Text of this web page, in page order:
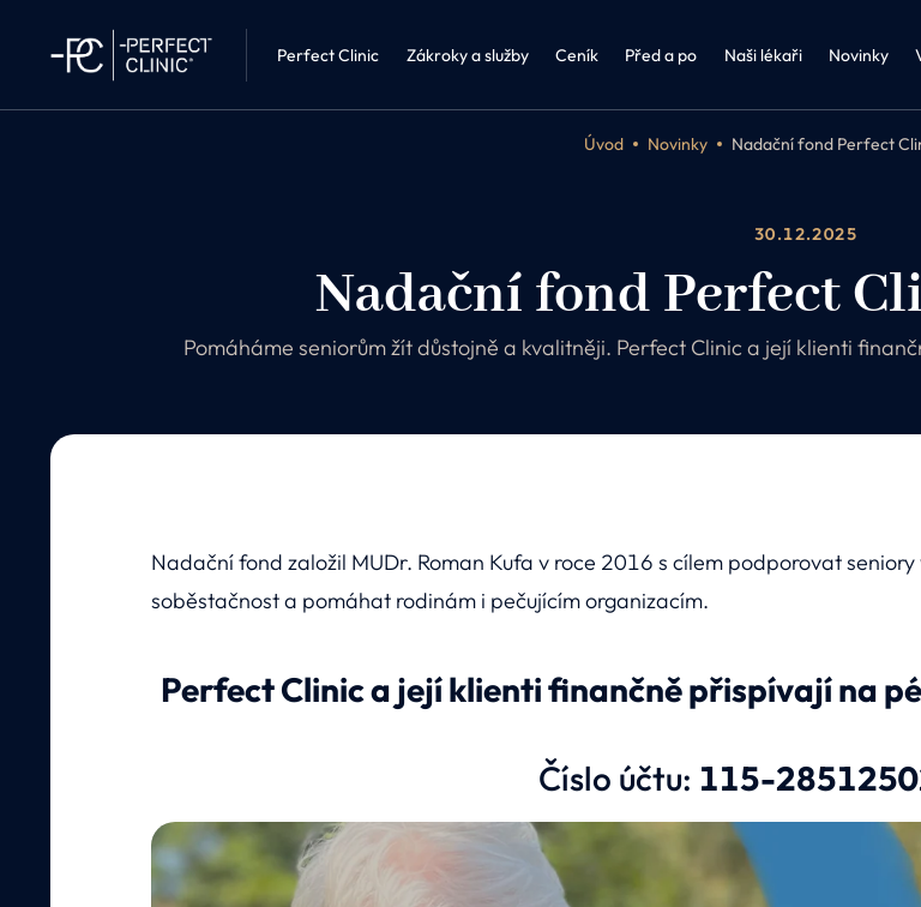
Perfect Clinic
Perfect Clinic Liberec
Zákroky a služby
Kosmetika Biologique Recherche
CeníkKosmetika Biologique Recherche
Před a po Naši lékaři Novinky
Úvod Novinky Nadační fond Perfect
30.12.2025
Nadační fond Perfect
Pomáháme seniorům žít důstojně a kvalitněji. Perfect Clinic a její klienti
Nadační fond založil MUDr. Roman Kufa v roce 2016 s cílem podporovat
soběstačnost a pomáhat rodinám i pečujícím organizacím.
Perfect Clinic a její klienti finančně přispívají na
Číslo účtu: 115-